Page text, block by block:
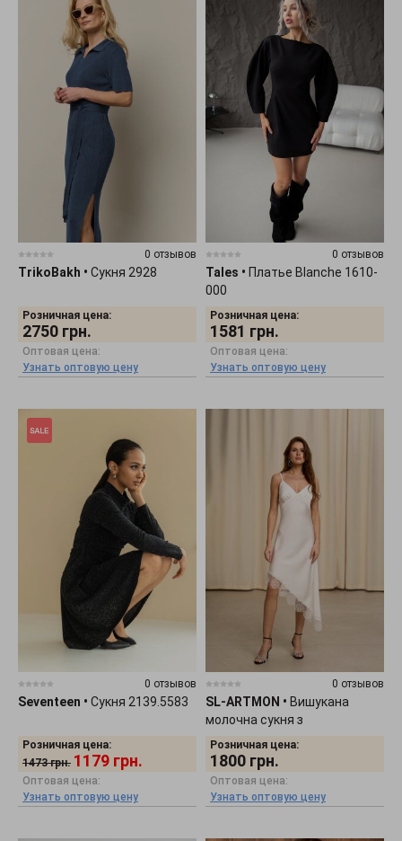
0 отзывов
TrikoBakh • Сукня 2928
Розничная цена:
2750 грн.
Оптовая цена:
Узнать оптовую цену
0 отзывов
Tales • Платье Blanche 1610-
000
Розничная цена:
1581 грн.
Оптовая цена:
Узнать оптовую цену
0 отзывов
Seventeen • Сукня 2139.5583
Розничная цена:
1473 грн. 1179 грн.
Оптовая цена:
Узнать оптовую цену
0 отзывов
SL-ARTMON • Вишукана
молочна сукня з
асиметричним низом на
бретелях 1478.3
Розничная цена:
1800 грн.
Оптовая цена:
Узнать оптовую цену